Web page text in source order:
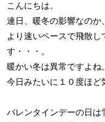
こんにちは。
連日、暖冬の影響なの
より速いペースで飛散
す・・・。
暖かい冬は異常ですよね
今日みたいに１０度ほど
バレンタインデーの日は